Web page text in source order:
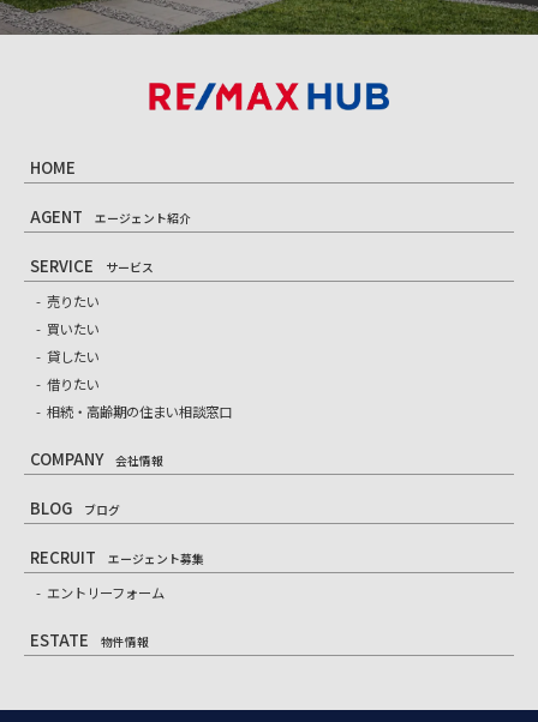
HOME
AGENT エージェント紹介
SERVICE サービス
売りたい
買いたい
貸したい
借りたい
相続・高齢期の住まい相談窓口
COMPANY 会社情報
BLOG ブログ
RECRUIT エージェント募集
エントリーフォーム
ESTATE 物件情報